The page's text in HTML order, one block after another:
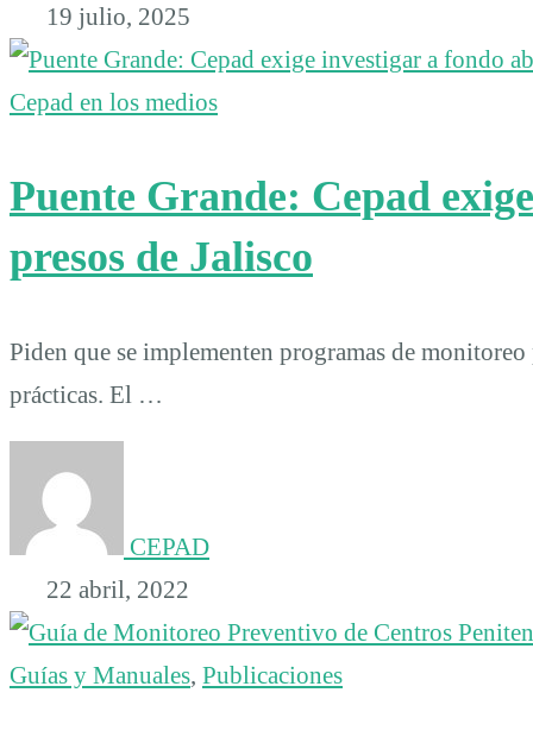
19 julio, 2025
Cepad en los medios
Puente Grande: Cepad
presos de Jalisco
Piden que se implementen programas de
prácticas. El …
CEPAD
22 abril, 2022
Guías y Manuales, Publicaciones